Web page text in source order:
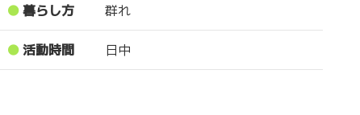
暮らし方 群れ
活動時間 日中